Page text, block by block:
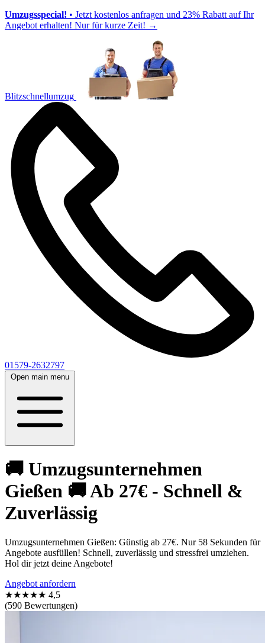
Umzugsspecial! • Jetzt kostenlos anfragen und 23% Rabatt auf Ihr
Angebot erhalten! Nur für kurze Zeit! →
Blitzschnellumzug
01579-2632797
Open main menu
🚚 Umzugsunternehmen
Gießen 🚚 Ab 27€ - Schnell &
Zuverlässig‎
Umzugsunternehmen Gießen: Günstig ab 27€. Nur 58 Sekunden für
Angebote ausfüllen! Schnell, zuverlässig und stressfrei umziehen.
Hol dir jetzt deine Angebote!
Angebot anfordern
★★★★★ 4,5
(590 Bewertungen)